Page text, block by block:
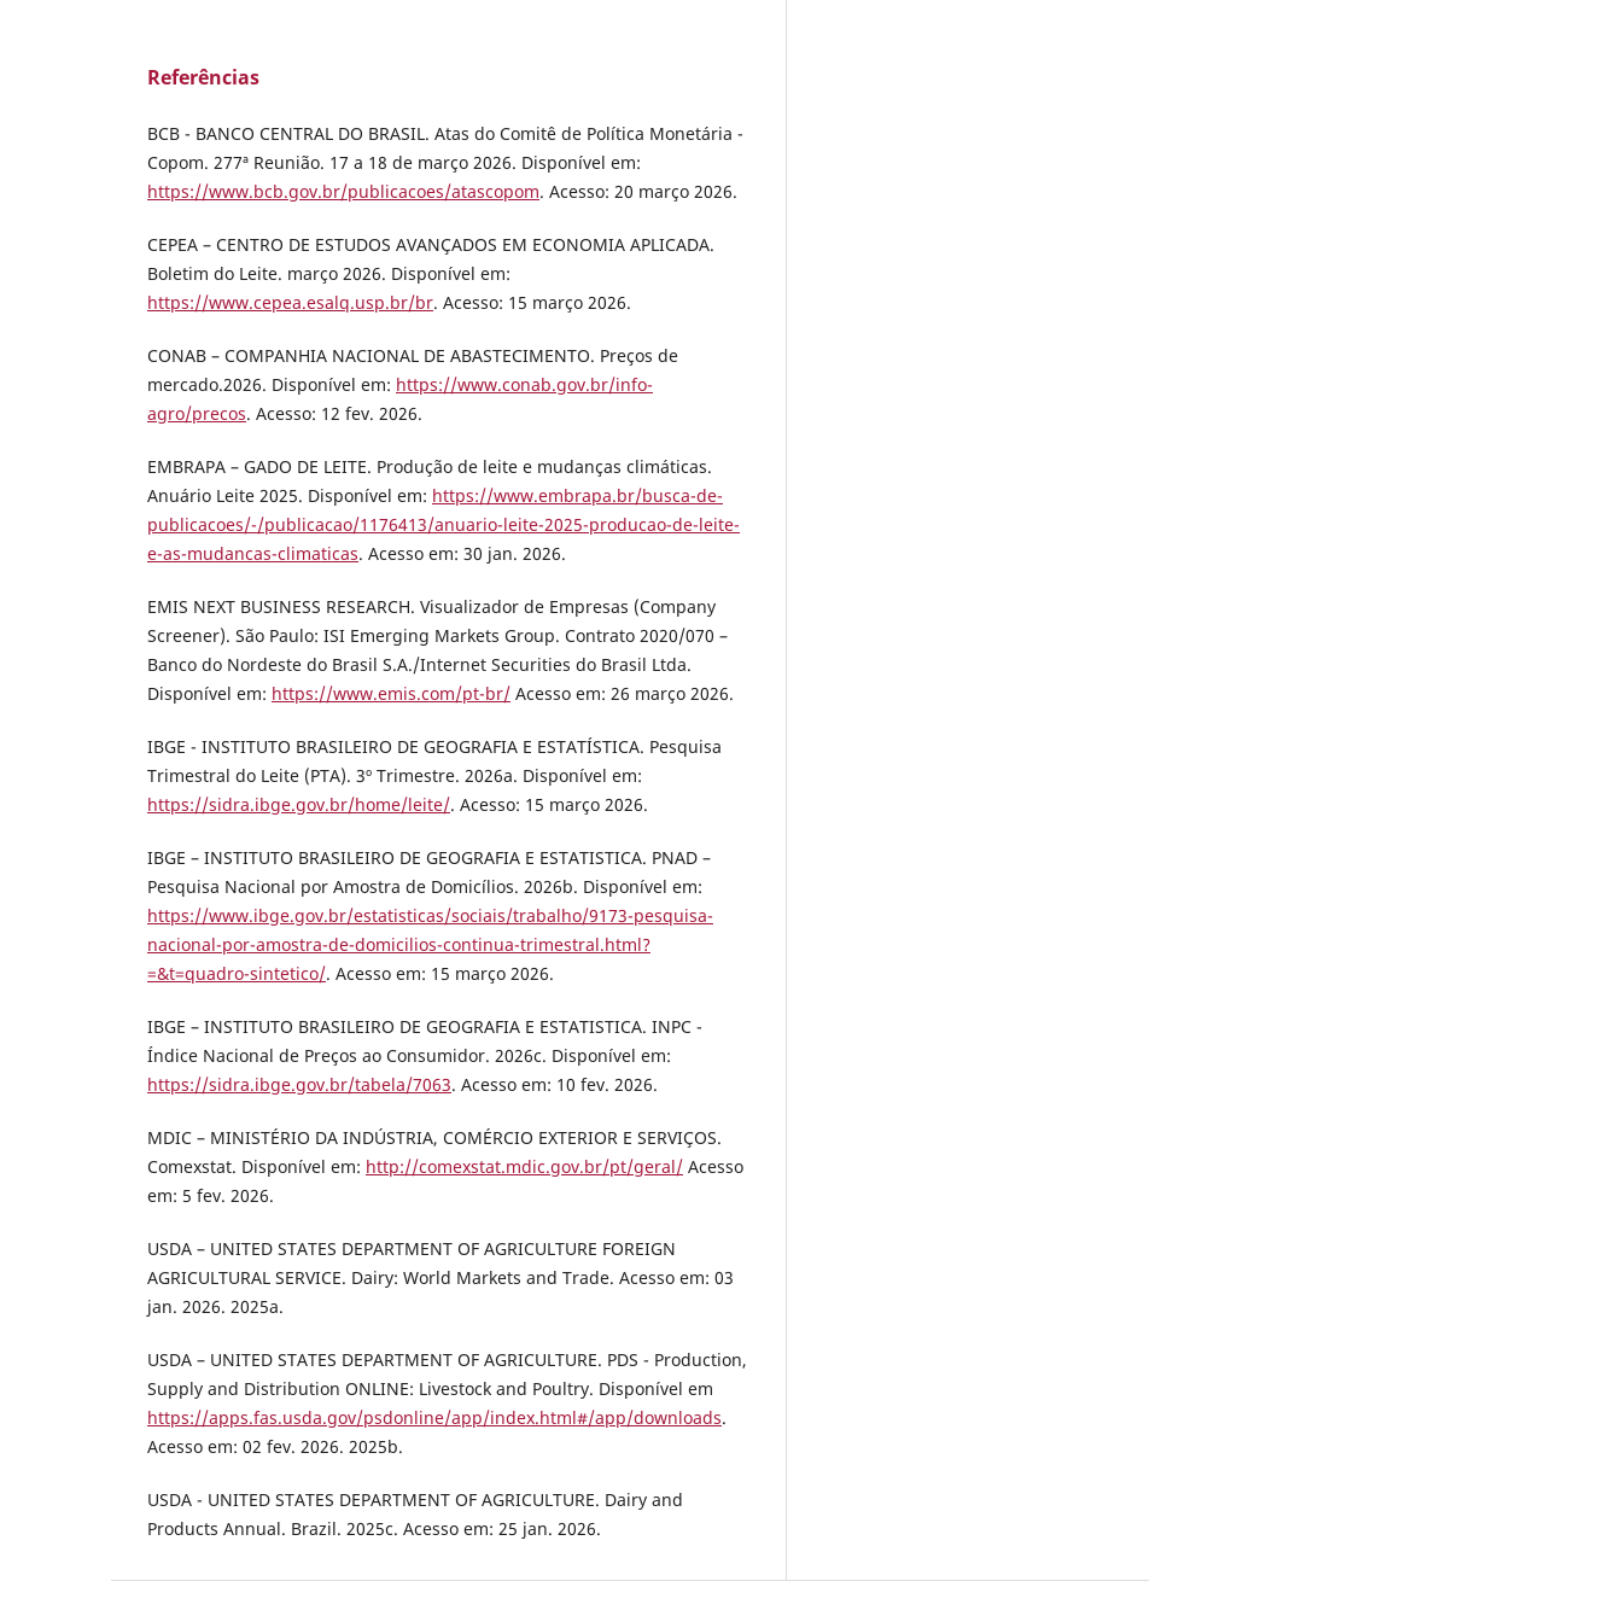
Referências
BCB - BANCO CENTRAL DO BRASIL. Atas do Comitê de Política Monetária -
Copom. 277ª Reunião. 17 a 18 de março 2026. Disponível em:
https://www.bcb.gov.br/publicacoes/atascopom. Acesso: 20 março 2026.
CEPEA – CENTRO DE ESTUDOS AVANÇADOS EM ECONOMIA APLICADA.
Boletim do Leite. março 2026. Disponível em:
https://www.cepea.esalq.usp.br/br. Acesso: 15 março 2026.
CONAB – COMPANHIA NACIONAL DE ABASTECIMENTO. Preços de
mercado.2026. Disponível em: https://www.conab.gov.br/info-
agro/precos. Acesso: 12 fev. 2026.
EMBRAPA – GADO DE LEITE. Produção de leite e mudanças climáticas.
Anuário Leite 2025. Disponível em: https://www.embrapa.br/busca-de-
publicacoes/-/publicacao/1176413/anuario-leite-2025-producao-de-leite-
e-as-mudancas-climaticas. Acesso em: 30 jan. 2026.
EMIS NEXT BUSINESS RESEARCH. Visualizador de Empresas (Company
Screener). São Paulo: ISI Emerging Markets Group. Contrato 2020/070 –
Banco do Nordeste do Brasil S.A./Internet Securities do Brasil Ltda.
Disponível em: https://www.emis.com/pt-br/ Acesso em: 26 março 2026.
IBGE - INSTITUTO BRASILEIRO DE GEOGRAFIA E ESTATÍSTICA. Pesquisa
Trimestral do Leite (PTA). 3º Trimestre. 2026a. Disponível em:
https://sidra.ibge.gov.br/home/leite/. Acesso: 15 março 2026.
IBGE – INSTITUTO BRASILEIRO DE GEOGRAFIA E ESTATISTICA. PNAD –
Pesquisa Nacional por Amostra de Domicílios. 2026b. Disponível em:
https://www.ibge.gov.br/estatisticas/sociais/trabalho/9173-pesquisa-
nacional-por-amostra-de-domicilios-continua-trimestral.html?
=&t=quadro-sintetico/. Acesso em: 15 março 2026.
IBGE – INSTITUTO BRASILEIRO DE GEOGRAFIA E ESTATISTICA. INPC -
Índice Nacional de Preços ao Consumidor. 2026c. Disponível em:
https://sidra.ibge.gov.br/tabela/7063. Acesso em: 10 fev. 2026.
MDIC – MINISTÉRIO DA INDÚSTRIA, COMÉRCIO EXTERIOR E SERVIÇOS.
Comexstat. Disponível em: http://comexstat.mdic.gov.br/pt/geral/ Acesso
em: 5 fev. 2026.
USDA – UNITED STATES DEPARTMENT OF AGRICULTURE FOREIGN
AGRICULTURAL SERVICE. Dairy: World Markets and Trade. Acesso em: 03
jan. 2026. 2025a.
USDA – UNITED STATES DEPARTMENT OF AGRICULTURE. PDS - Production,
Supply and Distribution ONLINE: Livestock and Poultry. Disponível em
https://apps.fas.usda.gov/psdonline/app/index.html#/app/downloads.
Acesso em: 02 fev. 2026. 2025b.
USDA - UNITED STATES DEPARTMENT OF AGRICULTURE. Dairy and
Products Annual. Brazil. 2025c. Acesso em: 25 jan. 2026.